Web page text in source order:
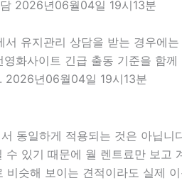
2026년06월04일 19시13분
유지관리 상담을 받는 경우에
화사이트 긴급 출동 기준을 함
2026년06월04일 19시13분
동일하게 적용되는 것은 아닙
있기 때문에 월 렌트료만 보
슷해 보이는 견적이라도 실제